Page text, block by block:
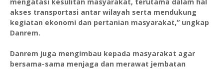
akses transportasi antar wilayah serta mendukung
kegiatan ekonomi dan pertanian masyarakat,” ungkap
Danrem.
Danrem juga mengimbau kepada masyarakat agar
bersama-sama menjaga dan merawat jembatan